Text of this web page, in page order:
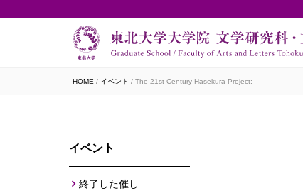
HOME イベント The 21st Century Hasekura Project:
イベント
終了した催し